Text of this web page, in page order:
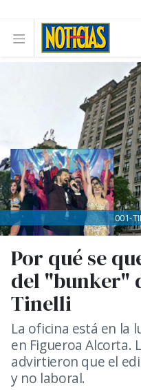
Por qué se
del "bunker"
Tinelli
La oficina está en la
en Figueroa Alcorta.
advirtieron que el
y no laboral.
001-